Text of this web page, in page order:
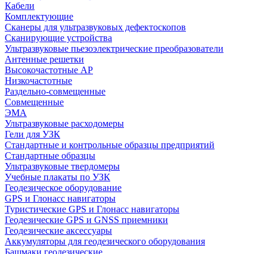
Кабели
Комплектующие
Сканеры для ультразвуковых дефектоскопов
Сканирующие устройства
Ультразвуковые пьезоэлектрические преобразователи
Антенные решетки
Высокочастотные АР
Низкочастотные
Раздельно-совмещенные
Совмещенные
ЭМА
Ультразвуковые расходомеры
Гели для УЗК
Стандартные и контрольные образцы предприятий
Стандартные образцы
Ультразвуковые твердомеры
Учебные плакаты по УЗК
Геодезическое оборудование
GPS и Глонасс навигаторы
Туристические GPS и Глонасс навигаторы
Геодезические GPS и GNSS приемники
Геодезические аксессуары
Аккумуляторы для геодезического оборудования
Башмаки геодезические